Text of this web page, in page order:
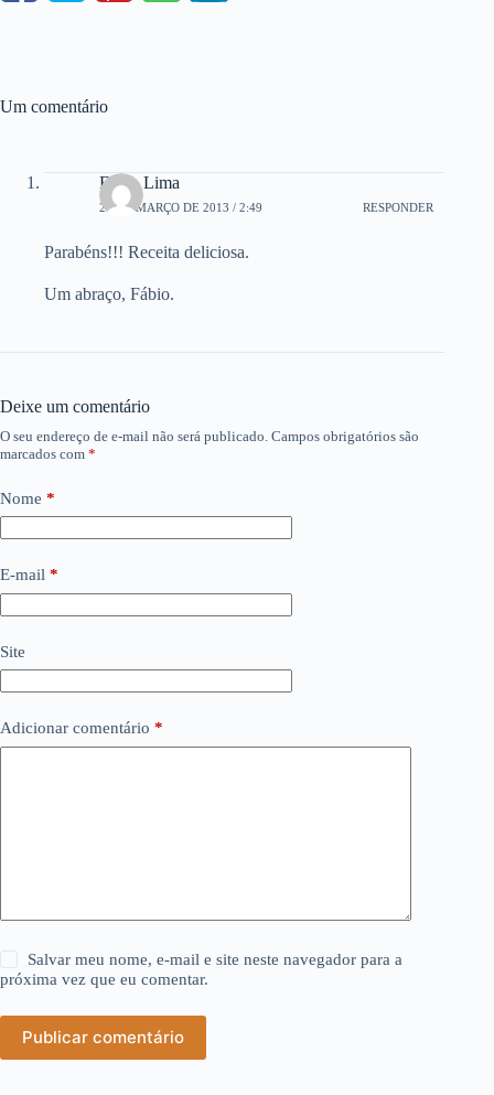
Um comentário
Fabio Lima
25 DE MARÇO DE 2013 / 2:49 RESPONDER
Parabéns!!! Receita deliciosa.
Um abraço, Fábio.
Deixe um comentário
O seu endereço de e-mail não será publicado. Campos obrigatórios são
marcados com *
Nome *
E-mail *
Site
Adicionar comentário *
Salvar meu nome, e-mail e site neste navegador para a
próxima vez que eu comentar.
Publicar comentário